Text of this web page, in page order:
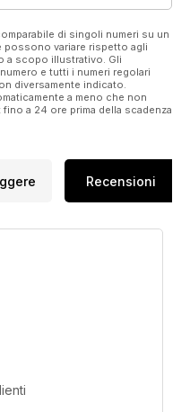
di singoli numeri su un
possono variare rispetto agli
a scopo illustrativo. Gli
e tutti i numeri regolari
diversamente indicato.
a meno che non
a 24 ore prima della scadenza
Recensioni